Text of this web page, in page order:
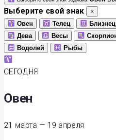
Выберите свой знак
×
Овен
Телец
Дева
Весы
Водолей
Рыбы
СЕГОДНЯ
Овен
21 марта — 19 апреля